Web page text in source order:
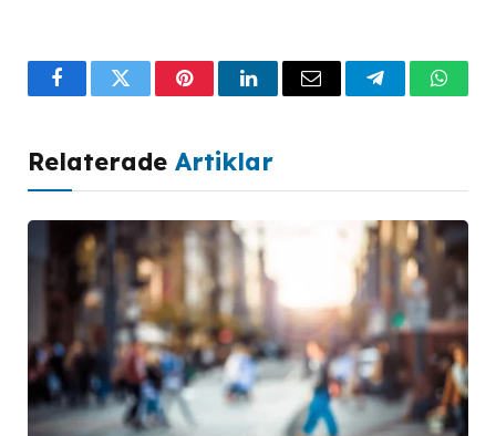
FacebookTwitterPinterestLinkedInEmail Telegram
Relaterade Artiklar